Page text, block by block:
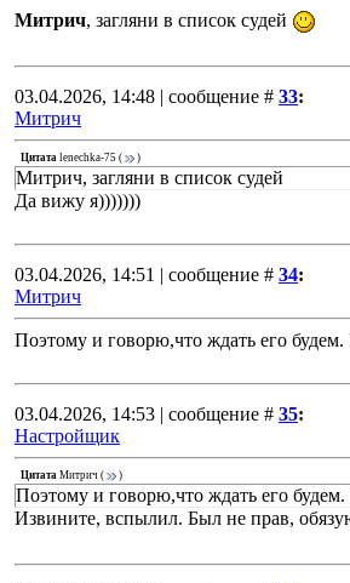
Митрич, загляни в список судей
03.04.2026, 14:48 | сообщение # 33:
Митрич
Цитата lenechka-75 ( )
Митрич, загляни в список судей
Да вижу я)))))))
03.04.2026, 14:51 | сообщение # 34:
Митрич
Поэтому и говорю,что ждать его
03.04.2026, 14:53 | сообщение # 35:
Настройщик
Цитата Митрич ( )
Поэтому и говорю,что ждать его
Извините, вспылил. Был не прав,